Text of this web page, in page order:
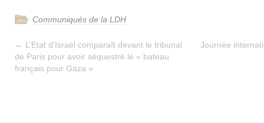
Communiqués de la LDH
← L’Etat d’Israël comparaît devant le tribunal
de Paris pour avoir séquestré le « bateau
français pour Gaza »
Journée